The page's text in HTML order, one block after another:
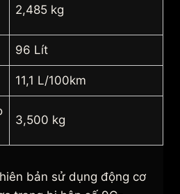
2,485 kg
96 Lít
11,1 L/100km
3,500 kg
bản sử dụng động cơ